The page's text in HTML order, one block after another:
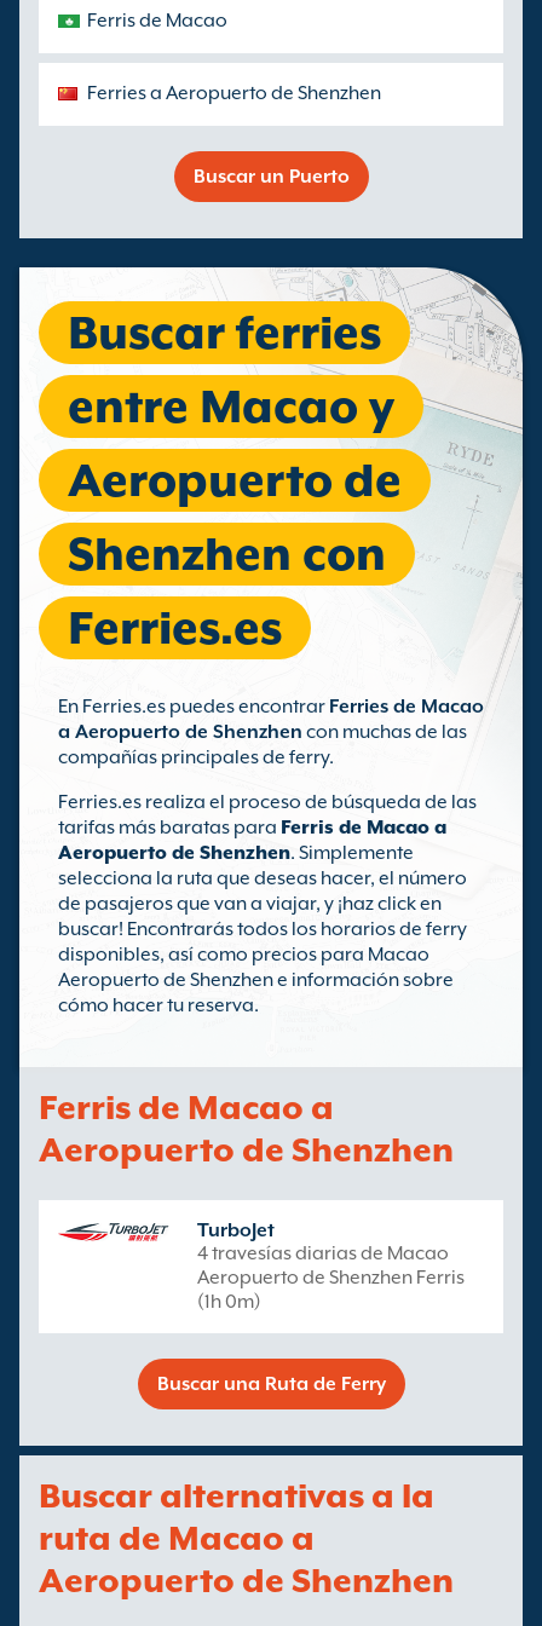
Ferris de Macao
Ferries a Aeropuerto de Shenzhen
Buscar un Puerto
Buscar ferries
entre Macao y
Aeropuerto de
Shenzhen con
Ferries.es
En Ferries.es puedes encontrar Ferries de Macao
a Aeropuerto de Shenzhen con muchas de las
compañías principales de ferry.
Ferries.es realiza el proceso de búsqueda de las
tarifas más baratas para Ferris de Macao a
Aeropuerto de Shenzhen. Simplemente
selecciona la ruta que deseas hacer, el número
de pasajeros que van a viajar, y ¡haz click en
buscar! Encontrarás todos los horarios de ferry
disponibles, así como precios para Macao
Aeropuerto de Shenzhen e información sobre
cómo hacer tu reserva.
Ferris de Macao a
Aeropuerto de Shenzhen
TurboJet
4 travesías diarias de Macao
Aeropuerto de Shenzhen Ferris
(1h 0m)
Buscar una Ruta de Ferry
Buscar alternativas a la
ruta de Macao a
Aeropuerto de Shenzhen